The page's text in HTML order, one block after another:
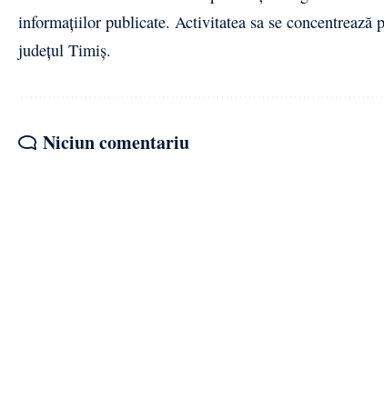
informațiilor publicate. Activitatea sa se
județul Timiș.
Niciun comentariu